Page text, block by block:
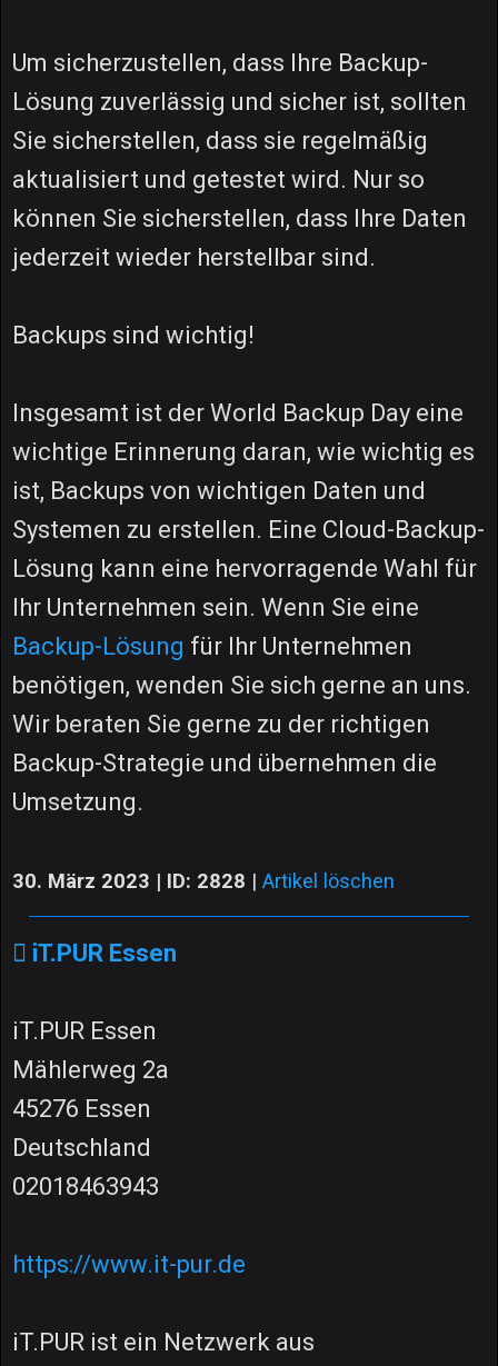
Um sicherzustellen, dass Ihre Backup-
Lösung zuverlässig und sicher ist, sollten
Sie sicherstellen, dass sie regelmäßig
aktualisiert und getestet wird. Nur so
können Sie sicherstellen, dass Ihre Daten
jederzeit wieder herstellbar sind.
Backups sind wichtig!
Insgesamt ist der World Backup Day eine
wichtige Erinnerung daran, wie wichtig es
ist, Backups von wichtigen Daten und
Systemen zu erstellen. Eine Cloud-Backup-
Lösung kann eine hervorragende Wahl für
Ihr Unternehmen sein. Wenn Sie eine
Backup-Lösung für Ihr Unternehmen
benötigen, wenden Sie sich gerne an uns.
Wir beraten Sie gerne zu der richtigen
Backup-Strategie und übernehmen die
Umsetzung.
30. März 2023 | ID: 2828 | Artikel löschen
iT.PUR Essen
iT.PUR Essen
Mählerweg 2a
45276 Essen
Deutschland
02018463943
https://www.it-pur.de
iT.PUR ist ein Netzwerk aus